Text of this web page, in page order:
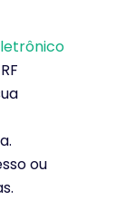
ou